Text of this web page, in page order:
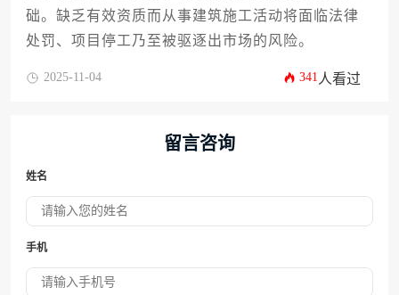
础。缺乏有效资质而从事建筑施工活动将面临法律
处罚、项目停工乃至被驱逐出市场的风险。
2025-11-04 341 人看过
留言咨询
姓名
手机